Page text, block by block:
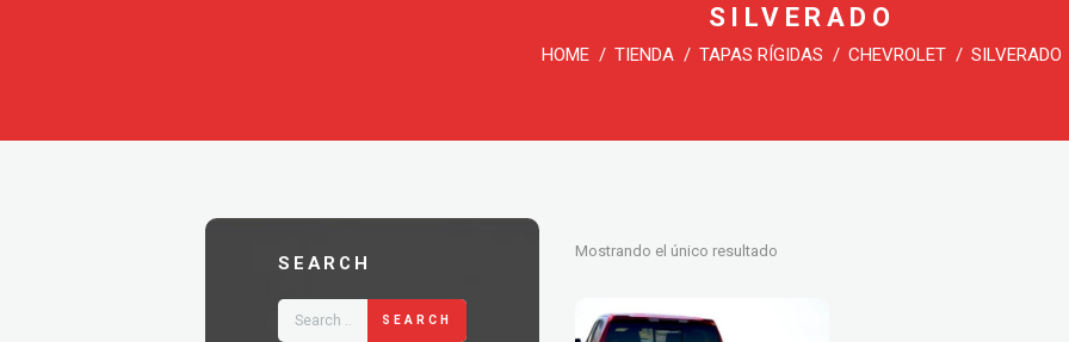
SILVERADO
HOME TIENDA TAPAS RÍGIDAS CHEVROLET SILVERADO
Mostrando el único resultado
SEARCH
SEARCH